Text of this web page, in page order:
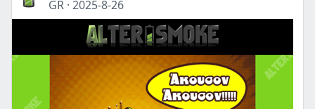
GR · 2025-8-26